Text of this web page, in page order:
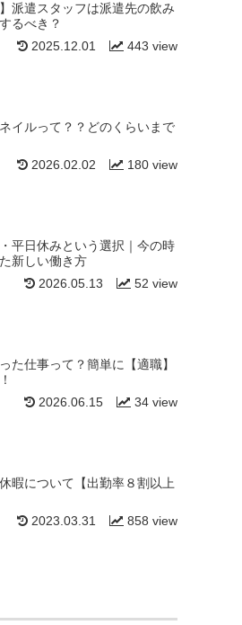
】派遣スタッフは派遣先の飲み
るべき？
443 view
2025.12.01
イルって？？どのくらいまで
180 view
2026.02.02
平日休みという選択｜今の時
新しい働き方
52 view
2026.05.13
た仕事って？簡単に【適職】
34 view
2026.06.15
暇について【出勤率８割以上
858 view
2023.03.31